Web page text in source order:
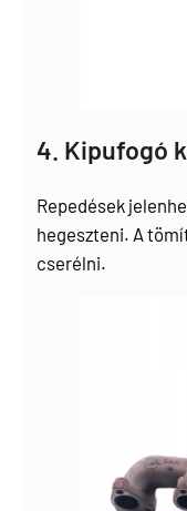
4. Kipufogó
Repedések
hegeszteni. A
cserélni.